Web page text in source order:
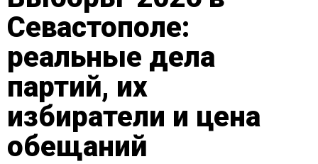
Севастополе:
реальные дела
партий, их
избиратели и цена
обещаний